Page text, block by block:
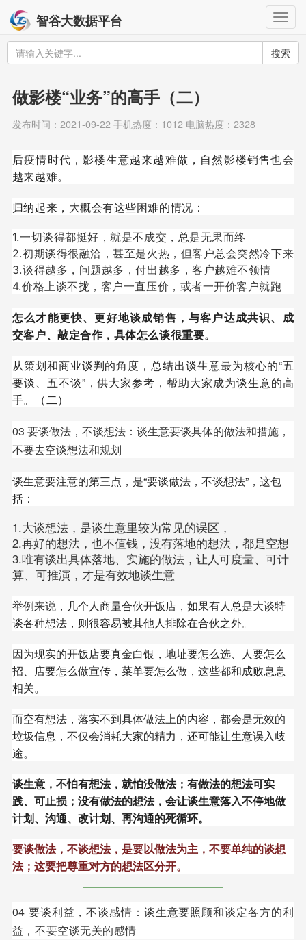
智谷大数据平台
搜索
做影楼“业务”的高手（二）
发布时间：2021-09-22 手机热度：1012 电脑热度：2328
后疫情时代，影楼生意越来越难做，自然影楼销售也会
越来越难。
归纳起来，大概会有这些困难的情况：
1.一切谈得都挺好，就是不成交，总是无果而终
2.初期谈得很融洽，甚至是火热，但客户总会突然冷下来
3.谈得越多，问题越多，付出越多，客户越难不领情
4.价格上谈不拢，客户一直压价，或者一开价客户就跑
怎么才能更快、更好地谈成销售，与客户达成共识、成
交客户、敲定合作，具体怎么谈很重要。
从策划和商业谈判的角度，总结出谈生意最为核心的“五
要谈、五不谈”，供大家参考，帮助大家成为谈生意的高
手。（二）
03 要谈做法，不谈想法：谈生意要谈具体的做法和措施，
不要去空谈想法和规划
谈生意要注意的第三点，是“要谈做法，不谈想法”，这包
括：
1.大谈想法，是谈生意里较为常见的误区，
2.再好的想法，也不值钱，没有落地的想法，都是空想
3.唯有谈出具体落地、实施的做法，让人可度量、可计
算、可推演，才是有效地谈生意
举例来说，几个人商量合伙开饭店，如果有人总是大谈特
谈各种想法，则很容易被其他人排除在合伙之外。
因为现实的开饭店要真金白银，地址要怎么选、人要怎么
招、店要怎么做宣传，菜单要怎么做，这些都和成败息息
相关。
而空有想法，落实不到具体做法上的内容，都会是无效的
垃圾信息，不仅会消耗大家的精力，还可能让生意误入歧
途。
谈生意，不怕有想法，就怕没做法；有做法的想法可实
践、可止损；没有做法的想法，会让谈生意落入不停地做
计划、沟通、改计划、再沟通的死循环。
要谈做法，不谈想法，是要以做法为主，不要单纯的谈想
法；这要把尊重对方的想法区分开。
04 要谈利益，不谈感情：谈生意要照顾和谈定各方的利
益，不要空谈无关的感情